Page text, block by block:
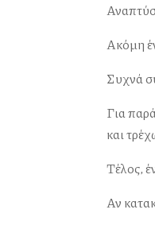
Ακόμη
Συχνά
Για
και
Τέλος,
Αν